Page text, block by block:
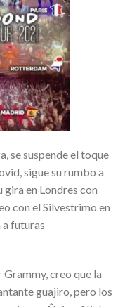
se suspende el toque
sigue su rumbo a
en Londres con
con el Silvestrimo en
a futuras
creo que la
guajiro, pero los